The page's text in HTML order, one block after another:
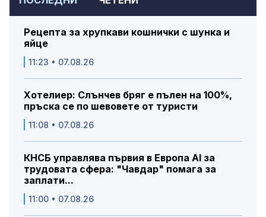
Рецепта за хрупкави кошнички с шунка и
яйце
11:23 • 07.08.26
Хотелиер: Слънчев бряг е пълен на 100%,
пръска се по шевовете от туристи
11:08 • 07.08.26
КНСБ управлява първия в Европа AI за
трудовата сфера: "Чавдар" помага за
заплати...
11:00 • 07.08.26